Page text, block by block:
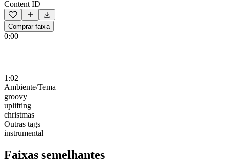
Content ID
Comprar faixa
0:00
1:02
Ambiente/Tema
groovy
uplifting
christmas
Outras tags
instrumental
Faixas semelhantes